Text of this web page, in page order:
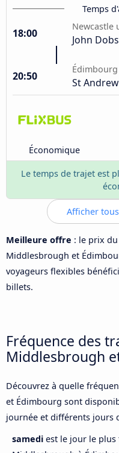
Temps
18:00
Newcastle
John
20:50
Édimbourg
St
Économique
Le temps de trajet est
Afficher
Meilleure offre : le prix
Middlesbrough et
voyageurs flexibles
billets.
Fréquence des
Middlesbrough
Découvrez à quelle
et Édimbourg sont
journée et différents jours
samedi est le jour le plus